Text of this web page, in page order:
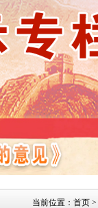
当前位置： 首页 >